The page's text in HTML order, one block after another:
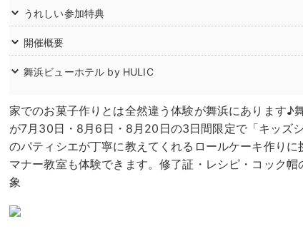
うれしい参加特典
開催概要
舞浜ビューホテル by HULIC
家でのお菓子作りとは全然違う体験が舞浜にあります♪
が7月30日・8月6日・8月20日の3日間限定で「キッズ
のパティシエが丁寧に教えてくれるロールケーキ作り
マナー教室も体験できます。修了証・レシピ・コック
象